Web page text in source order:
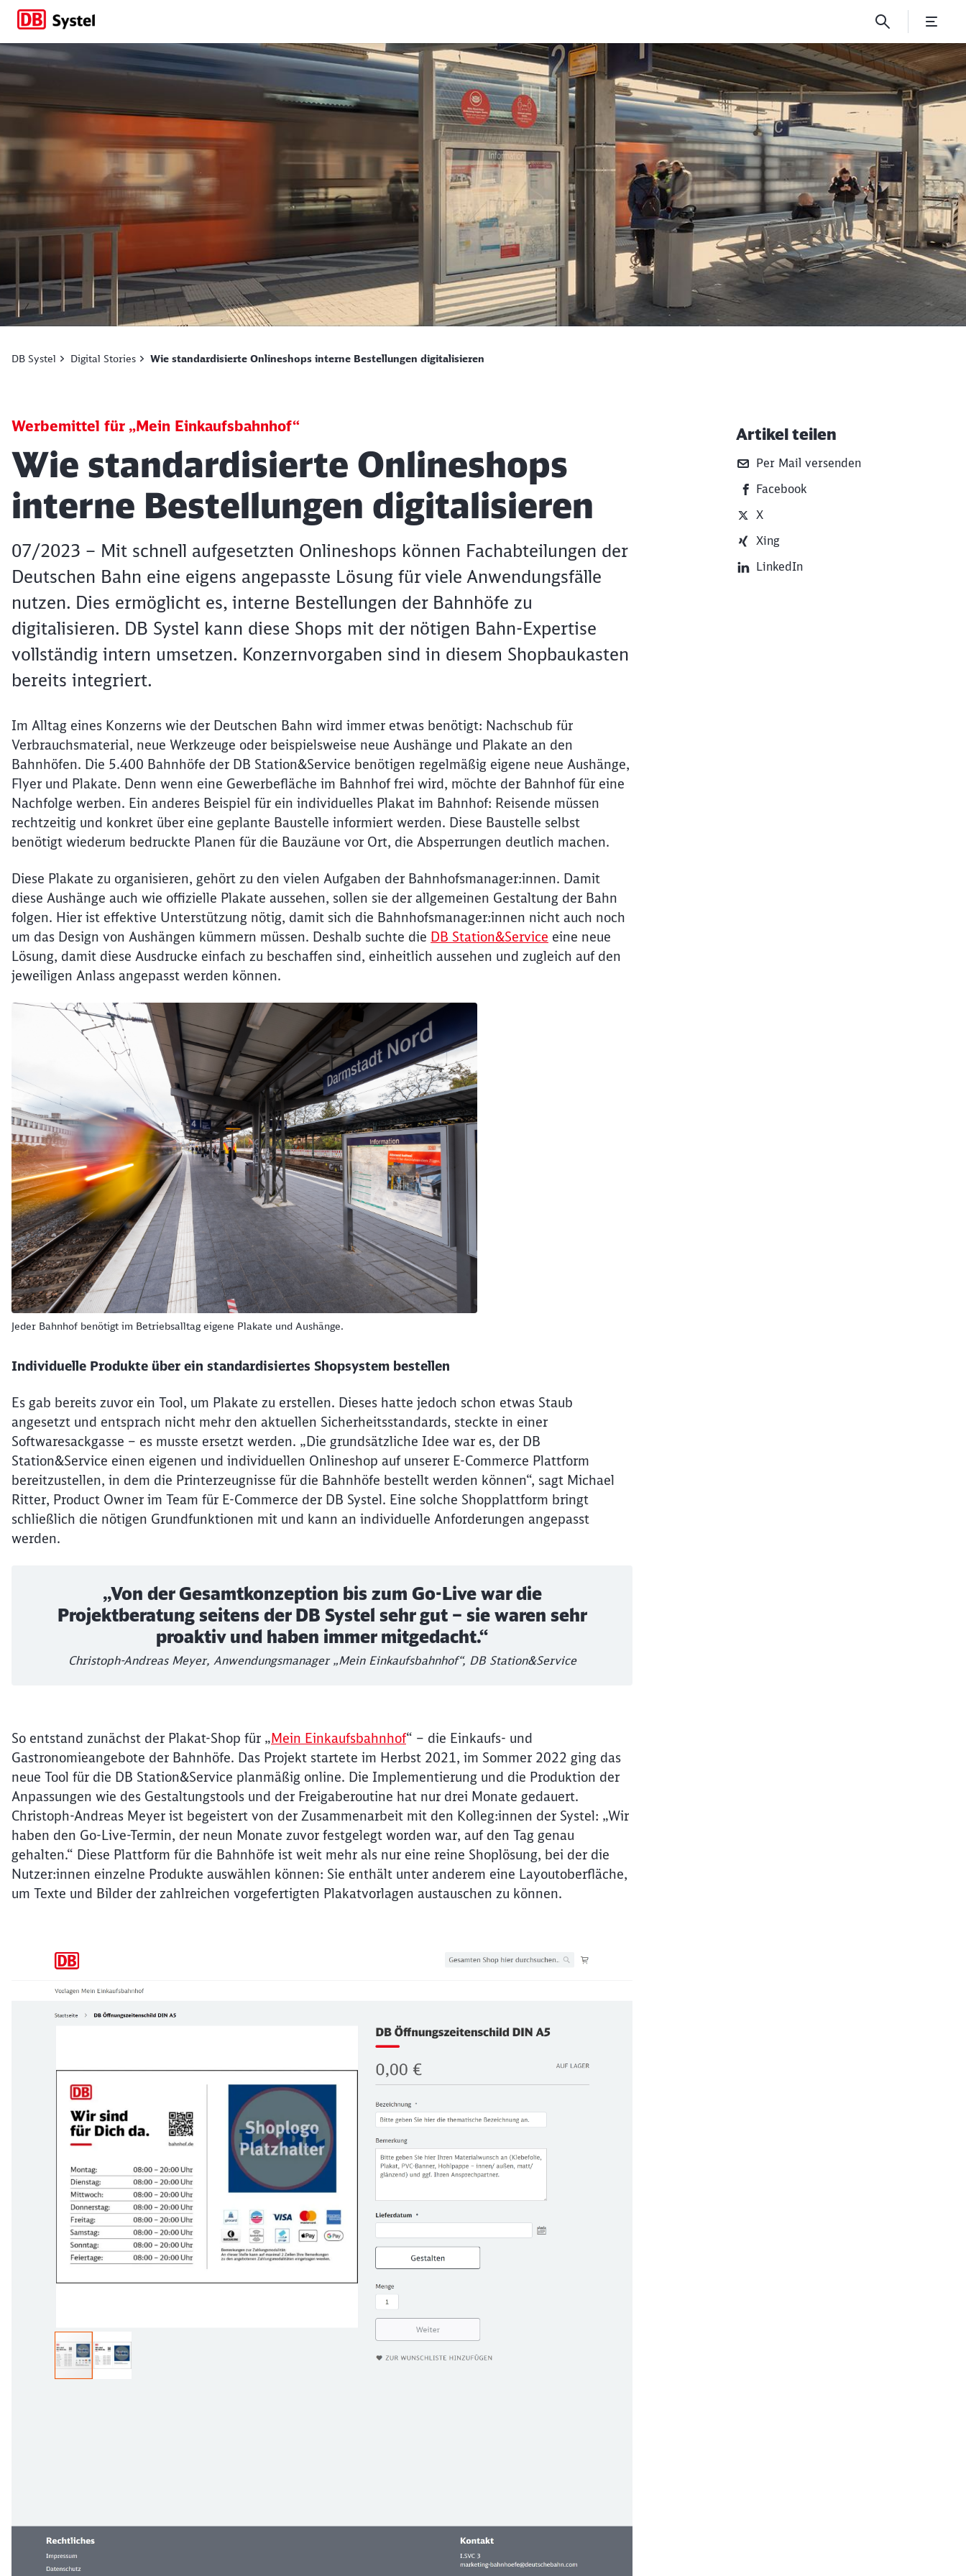
Wie standardisierte Onlineshops interne Bestellungen
DB Systel Digital Stories Wie standardisierte Onlineshops interne Bestellungen digitalisieren
Werbemittel für „Mein Einkaufsbahnhof“
Artikel:
Wie standardisierte Onlineshops
interne Bestellungen digitalisieren
07/2023 – Mit schnell aufgesetzten Onlineshops können Fachabteilungen der
Deutschen Bahn eine eigens angepasste Lösung für viele Anwendungsfälle
nutzen. Dies ermöglicht es, interne Bestellungen der Bahnhöfe zu
digitalisieren. DB Systel kann diese Shops mit der nötigen Bahn-Expertise
vollständig intern umsetzen. Konzernvorgaben sind in diesem Shopbaukasten
bereits integriert.
Im Alltag eines Konzerns wie der Deutschen Bahn wird immer etwas benötigt: Nachschub für
Verbrauchsmaterial, neue Werkzeuge oder beispielsweise neue Aushänge und Plakate an den
Bahnhöfen. Die 5.400 Bahnhöfe der DB Station&Service benötigen regelmäßig eigene neue Aushänge,
Flyer und Plakate. Denn wenn eine Gewerbefläche im Bahnhof frei wird, möchte der Bahnhof für eine
Nachfolge werben. Ein anderes Beispiel für ein individuelles Plakat im Bahnhof: Reisende müssen
rechtzeitig und konkret über eine geplante Baustelle informiert werden. Diese Baustelle selbst
benötigt wiederum bedruckte Planen für die Bauzäune vor Ort, die Absperrungen deutlich machen.
Diese Plakate zu organisieren, gehört zu den vielen Aufgaben der Bahnhofsmanager:innen. Damit
diese Aushänge auch wie offizielle Plakate aussehen, sollen sie der allgemeinen Gestaltung der Bahn
folgen. Hier ist effektive Unterstützung nötig, damit sich die Bahnhofsmanager:innen nicht auch noch
um das Design von Aushängen kümmern müssen. Deshalb suchte die DB Station&Service eine neue
Lösung, damit diese Ausdrucke einfach zu beschaffen sind, einheitlich aussehen und zugleich auf den
jeweiligen Anlass angepasst werden können.
Jeder Bahnhof benötigt im Betriebsalltag eigene Plakate und Aushänge.
Individuelle Produkte über ein standardisiertes Shopsystem bestellen
Es gab bereits zuvor ein Tool, um Plakate zu erstellen. Dieses hatte jedoch schon etwas Staub
angesetzt und entsprach nicht mehr den aktuellen Sicherheitsstandards, steckte in einer
Softwaresackgasse – es musste ersetzt werden. „Die grundsätzliche Idee war es, der DB
Station&Service einen eigenen und individuellen Onlineshop auf unserer E-Commerce Plattform
bereitzustellen, in dem die Printerzeugnisse für die Bahnhöfe bestellt werden können“, sagt Michael
Ritter, Product Owner im Team für E-Commerce der DB Systel. Eine solche Shopplattform bringt
schließlich die nötigen Grundfunktionen mit und kann an individuelle Anforderungen angepasst
werden.
„Von der Gesamtkonzeption bis zum Go-Live war die
Projektberatung seitens der DB Systel sehr gut – sie waren sehr
proaktiv und haben immer mitgedacht.“
Christoph-Andreas Meyer, Anwendungsmanager „Mein Einkaufsbahnhof“, DB Station&Service
So entstand zunächst der Plakat-Shop für „Mein Einkaufsbahnhof“ – die Einkaufs- und
Gastronomieangebote der Bahnhöfe. Das Projekt startete im Herbst 2021, im Sommer 2022 ging das
neue Tool für die DB Station&Service planmäßig online. Die Implementierung und die Produktion der
Anpassungen wie des Gestaltungstools und der Freigaberoutine hat nur drei Monate gedauert.
Christoph-Andreas Meyer ist begeistert von der Zusammenarbeit mit den Kolleg:innen der Systel: „Wir
haben den Go-Live-Termin, der neun Monate zuvor festgelegt worden war, auf den Tag genau
gehalten.“ Diese Plattform für die Bahnhöfe ist weit mehr als nur eine reine Shoplösung, bei der die
Nutzer:innen einzelne Produkte auswählen können: Sie enthält unter anderem eine Layoutoberfläche,
um Texte und Bilder der zahlreichen vorgefertigten Plakatvorlagen austauschen zu können.
Weiterführende
Artikel teilen
Per Mail versenden
Facebook
X
Xing
LinkedIn
Möchten Sie zuweitergeleitet werden?
Abbrechen